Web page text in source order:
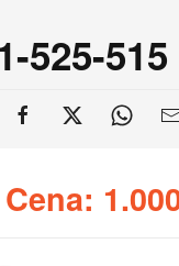
525-515
Cena: